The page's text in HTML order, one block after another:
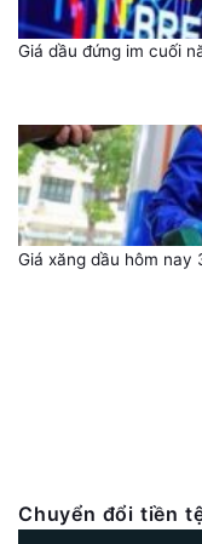
Giá dầu đứng im cuối
Giá xăng dầu hôm nay
Chuyển đổi tiền